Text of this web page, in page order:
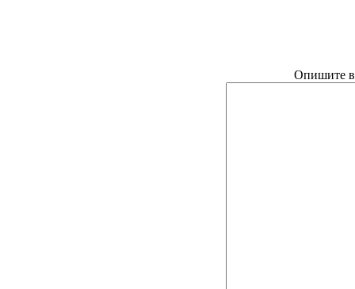
Опишите